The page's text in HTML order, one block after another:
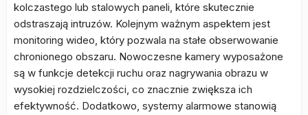
kolczastego lub stalowych paneli, które skutecznie
odstraszają intruzów. Kolejnym ważnym aspektem jest
monitoring wideo, który pozwala na stałe obserwowanie
chronionego obszaru. Nowoczesne kamery wyposażone
są w funkcje detekcji ruchu oraz nagrywania obrazu w
wysokiej rozdzielczości, co znacznie zwiększa ich
efektywność. Dodatkowo, systemy alarmowe stanowią